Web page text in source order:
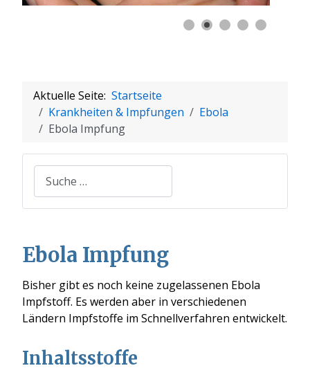
Aktuelle Seite: Startseite
Krankheiten & Impfungen
Ebola
Ebola Impfung
Suchen
Ebola Impfung
Bisher gibt es noch keine zugelassenen Ebola
Impfstoff. Es werden aber in verschiedenen
Ländern Impfstoffe im Schnellverfahren entwickelt.
Inhaltsstoffe